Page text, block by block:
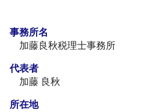
事務所名
加藤良秋税理士事務所
代表者
加藤 良秋
所在地